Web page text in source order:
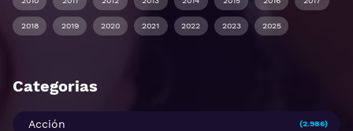
2018 2019 2020 2021 2022 2023 2025
Categorias
Acción (2.986)